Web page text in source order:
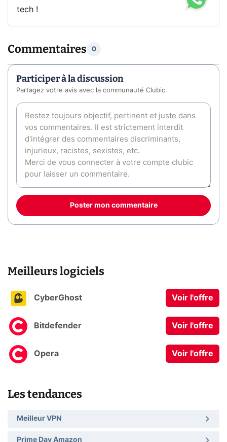
tech !
Commentaires 0
Participer à la discussion
Partagez votre avis avec la communauté Clubic.
Poster mon commentaire
Meilleurs logiciels
CyberGhost Voir l'offre
Bitdefender Voir l'offre
Opera Voir l'offre
Les tendances
Meilleur VPN
Prime Day Amazon